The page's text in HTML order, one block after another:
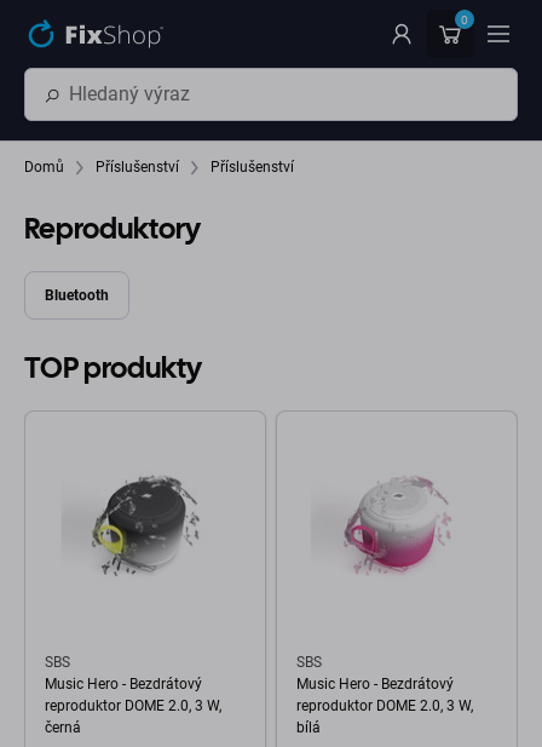
0
Domů Příslušenství Příslušenství
Reproduktory
Bluetooth
TOP produkty
SBS
Music Hero - Bezdrátový
reproduktor DOME 2.0, 3 W,
černá
SBS
Music Hero - Bezdrátový
reproduktor DOME 2.0, 3 W,
bílá